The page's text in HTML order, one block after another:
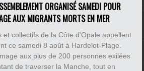
ORGANISÉ SAMEDI POUR
AUX MIGRANTS MORTS EN MER
et collectifs de la Côte d'Opale appellent
ce samedi 8 août à Hardelot-Plage.
aux plus de 200 personnes exilées
de traverser la Manche, tout en